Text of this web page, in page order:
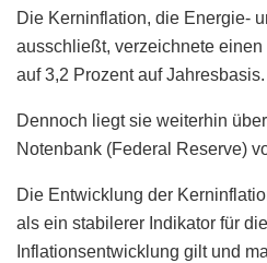
Die Kerninflation, die Energie-
ausschließt, verzeichnete
auf 3,2 Prozent auf Jahresbasis.
Dennoch liegt sie weiterhin
Notenbank (Federal Reserve)
Die Entwicklung der
als ein stabilerer Indikator für
Inflationsentwicklung gilt und